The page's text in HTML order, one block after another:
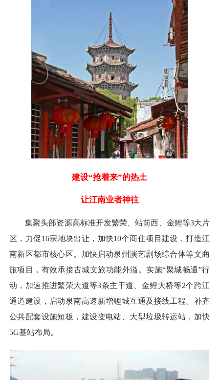
建设“抢着来”的热土
让江南业者神往
集聚头部资源高标准开发繁荣、站前西、金鲤等3大片
区，力促16宗地块出让，加快10个商住项目建设，打造江
南新区都市核心区。加快启动泉州演艺剧场综合体等文商
旅项目，有效承接古城文旅功能外溢。实施“聚城畅通”行
动，加速推进繁荣大道等3条主干道、金鲤大桥等2个跨江
通道建设，启动泉南高速新增鲤城互通及接线工程。补齐
公共配套设施短板，建设变电站、大型垃圾转运站，加快
5G基站布局。